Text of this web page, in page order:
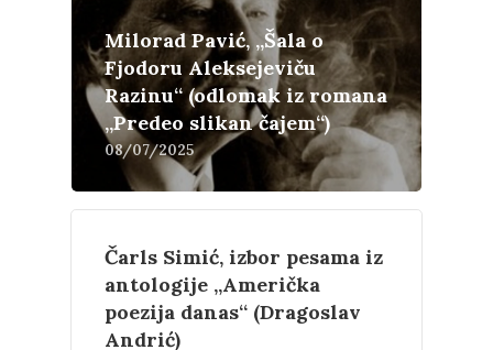
Milorad Pavić, „Šala o
Fjodoru Aleksejeviču
Razinu“ (odlomak iz romana
„Predeo slikan čajem“)
08/07/2025
Čarls Simić, izbor pesama iz
antologije „Američka
poezija danas“ (Dragoslav
Andrić)